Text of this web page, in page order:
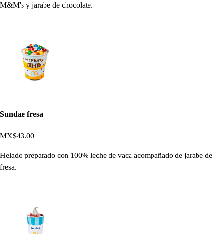
M&M's y jarabe de chocolate.
Sundae fresa
MX$43.00
Helado preparado con 100% leche de vaca acompañado de jarabe de
fresa.